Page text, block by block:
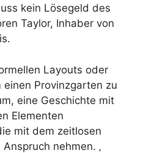
kein Lösegeld des
Taylor, Inhaber von
Layouts oder
Provinzgarten zu
eine Geschichte mit
Elementen
mit dem zeitlosen
nehmen. ‚